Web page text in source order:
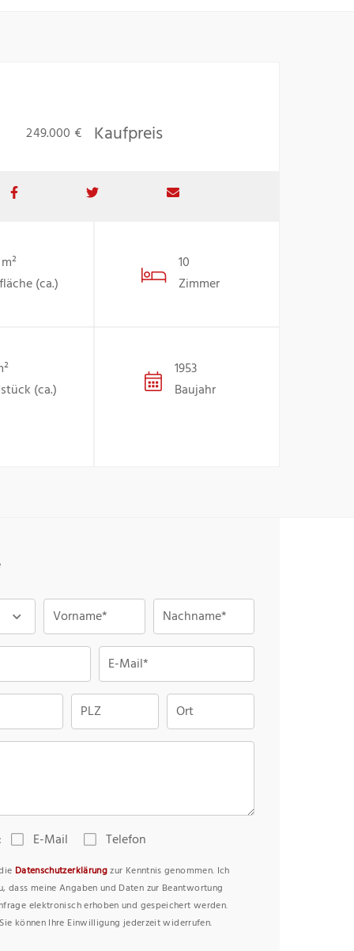
249.000 € Kaufpreis
(ca.)
10
Zimmer
(ca.)
1953
Baujahr
Vorname* Nachname*
E-Mail*
PLZ Ort
E-Mail Telefon
Datenschutzerklärungzur Kenntnis genommen. Ich
dass meine Angaben und Daten zur Beantwortung
elektronisch erhoben und gespeichert werden.
können Ihre Einwilligung jederzeit widerrufen.